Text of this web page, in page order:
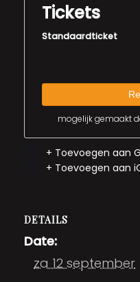
Tickets
Standaardticket
mogelijk gemaakt
+ Toevoegen aan
+ Toevoegen aan
DETAILS
Date:
za 12 september